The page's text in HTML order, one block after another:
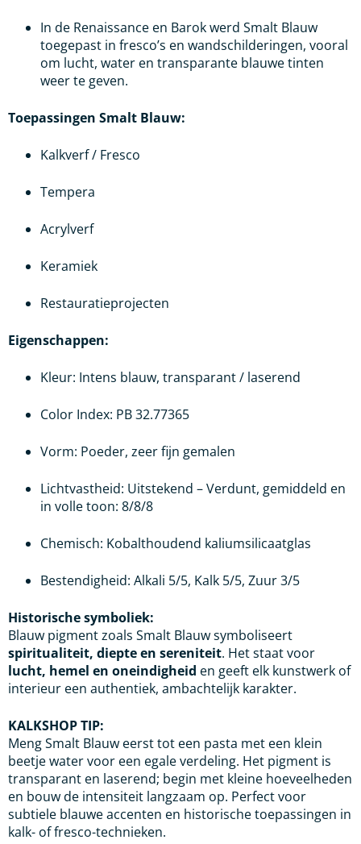
In de Renaissance en Barok werd Smalt Blauw
toegepast in fresco’s en wandschilderingen, vooral
om lucht, water en transparante blauwe tinten
weer te geven.
Toepassingen Smalt Blauw:
Kalkverf / Fresco
Tempera
Acrylverf
Keramiek
Restauratieprojecten
Eigenschappen:
Kleur: Intens blauw, transparant / laserend
Color Index: PB 32.77365
Vorm: Poeder, zeer fijn gemalen
Lichtvastheid: Uitstekend – Verdunt, gemiddeld en
in volle toon: 8/8/8
Chemisch: Kobalthoudend kaliumsilicaatglas
Bestendigheid: Alkali 5/5, Kalk 5/5, Zuur 3/5
Historische symboliek:
Blauw pigment zoals Smalt Blauw symboliseert
spiritualiteit, diepte en sereniteit. Het staat voor
lucht, hemel en oneindigheid en geeft elk kunstwerk of
interieur een authentiek, ambachtelijk karakter.
KALKSHOP TIP:
Meng Smalt Blauw eerst tot een pasta met een klein
beetje water voor een egale verdeling. Het pigment is
transparant en laserend; begin met kleine hoeveelheden
en bouw de intensiteit langzaam op. Perfect voor
subtiele blauwe accenten en historische toepassingen in
kalk- of fresco-technieken.